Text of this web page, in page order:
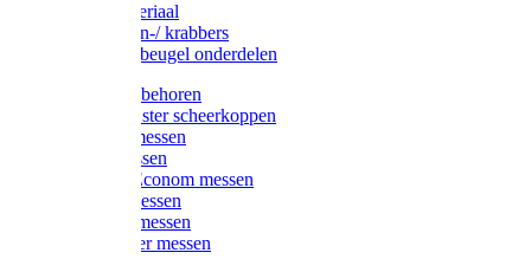
Injectiemateriaal
Hoefmessen-/ krabbers
Hoefbekapbeugel onderdelen
Messen toebehoren
Moser & Oster scheerkoppen
Hauptner messen
Liscop messen
Aesculap/Econom messen
Heiniger messen
Constanta messen
FarmClipper messen